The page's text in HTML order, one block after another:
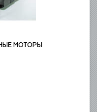
МОТОРЫ